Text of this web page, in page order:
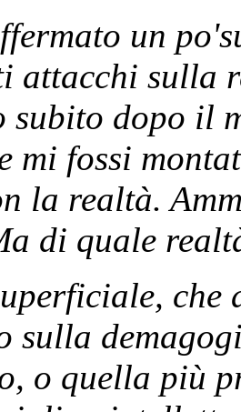
un
attacchi sulla
subito dopo il
mi fossi
la realtà.
di quale
sulla
o quella più